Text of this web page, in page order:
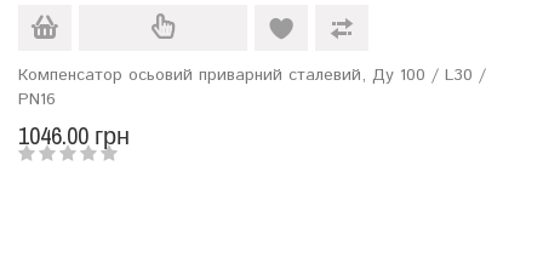
Компенсатор осьовий приварний сталевий, Ду 100 / L30 /
PN16
1046.00 грн